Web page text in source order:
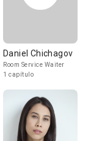
Daniel Chichagov
Room Service Waiter
1 capítulo